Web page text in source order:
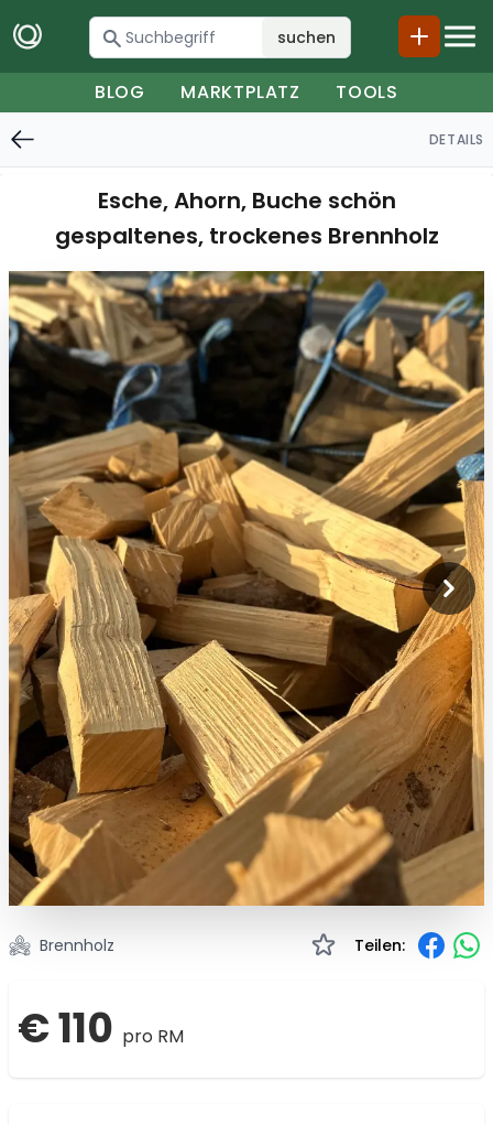
suchen
BLOG MARKTPLATZ TOOLS
DETAILS
Esche, Ahorn, Buche schön
gespaltenes, trockenes Brennholz
Brennholz Teilen:
€ 110 pro RM